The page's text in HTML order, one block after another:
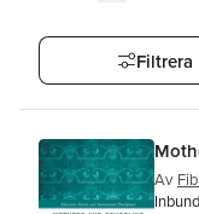
Filtrera
Av